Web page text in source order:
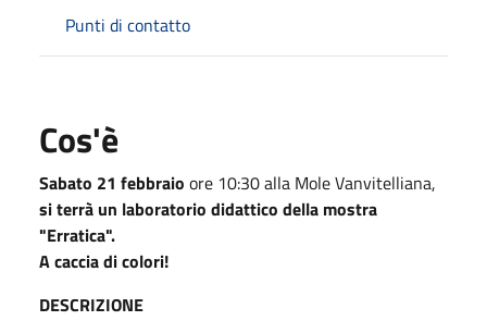
Punti di contatto
Cos'è
Sabato 21 febbraio ore 10:30 alla Mole Vanvitelliana,
si terrà un laboratorio didattico della mostra
"Erratica".
A caccia di colori!
DESCRIZIONE